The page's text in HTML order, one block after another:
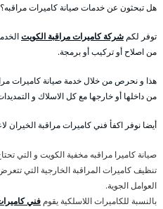
هل تبحثون عن خدمات صيانة كاميرات مراقبه؟
توفر لكم شركة كاميرات مراقبة الكويت
من اصلاح أو تركيب أو برمجة.
هذا و نحرص من خلال خدمة صيانة كاميرات
من داخلها أو خارجها مع كل الاسلاك و التمديدات
أيضا نوفر اكفأ فني كاميرات مراقبة الخيران
صيانة كاميرا مراقبه مخفية الكويت و التي
تنظيف كاميرات المراقبة الخارجية التي تتعرض
العوامل الجوية.
بالنسبة للكاميرات اللاسلكية يقوم فني